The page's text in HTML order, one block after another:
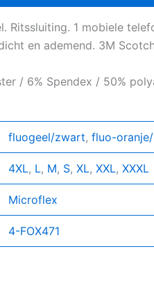
Ritssluiting. 1 mobiele
en ademend. 3M
/ 6% Spendex / 50%
fluogeel/zwart,fluo-
4XL, L, M, S,XL,XXL,XXXL
Microflex
4-FOX471